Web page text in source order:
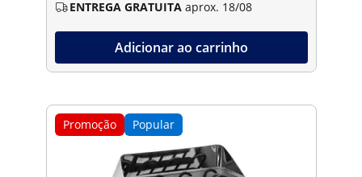
ENTREGA GRATUITA aprox. 18/08
Adicionar ao carrinho
Promoção Popular